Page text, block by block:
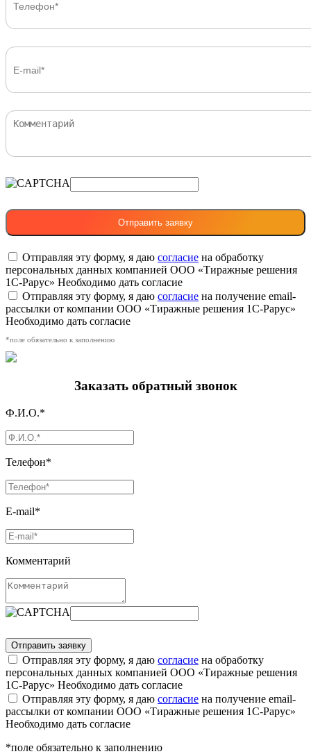
Отправляя эту форму, я даю согласие на обработку
персональных данных компанией ООО «Тиражные решения
1С-Рарус» Необходимо дать согласие
Отправляя эту форму, я даю согласие на получение email-
рассылки от компании ООО «Тиражные решения 1С-Рарус»
Необходимо дать согласие
*поле обязательно к заполнению
Заказать обратный звонок
Ф.И.О.*
Телефон*
E-mail*
Комментарий
Отправляя эту форму, я даю согласие на обработку
персональных данных компанией ООО «Тиражные решения
1С-Рарус» Необходимо дать согласие
Отправляя эту форму, я даю согласие на получение email-
рассылки от компании ООО «Тиражные решения 1С-Рарус»
Необходимо дать согласие
*поле обязательно к заполнению